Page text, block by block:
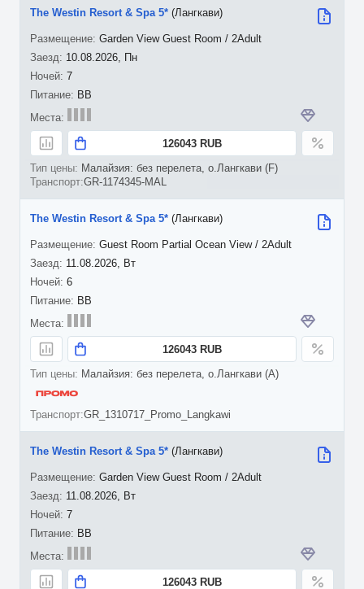
10.08.2026, Пн
7
The Westin Resort & Spa 5* (Лангкави)
Garden View Guest Room / 2Adult
BB
126043 RUB
Малайзия: без перелета, о.Лангкави (F)
GR-1174345-MAL
11.08.2026, Вт
6
The Westin Resort & Spa 5* (Лангкави)
Guest Room Partial Ocean View / 2Adult
BB
126043 RUB
Малайзия: без перелета, о.Лангкави (A)
GR_1310717_Promo_Langkawi
11.08.2026, Вт
7
The Westin Resort & Spa 5* (Лангкави)
Garden View Guest Room / 2Adult
BB
126043 RUB